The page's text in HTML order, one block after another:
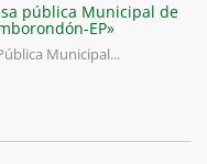
pública Municipal de
EP»
Municipal...